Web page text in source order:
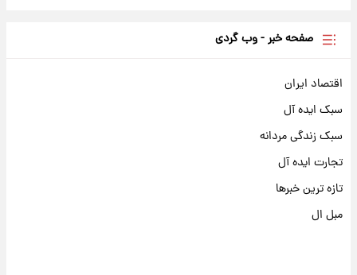
صفحه خبر - وب گردی
اقتصاد ایران
سبک ایده آل
سبک زندگی مردانه
تجارت ایده آل
تازه ترین خبرها
مبل ال